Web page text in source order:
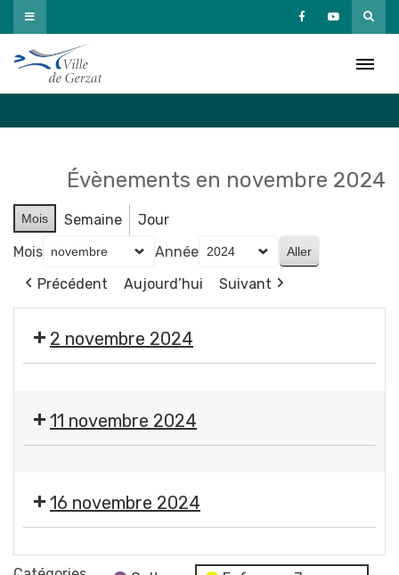
Passer
au
contenu
Évènements en novembre 2024
Mois Semaine
Jour
Mois
Année
Précédent
Aujourd’hui Suivant
2 novembre 2024
par
le
des
Fêtes
11 novembre 2024
de
l'Armistice
de
16 novembre 2024
d'information